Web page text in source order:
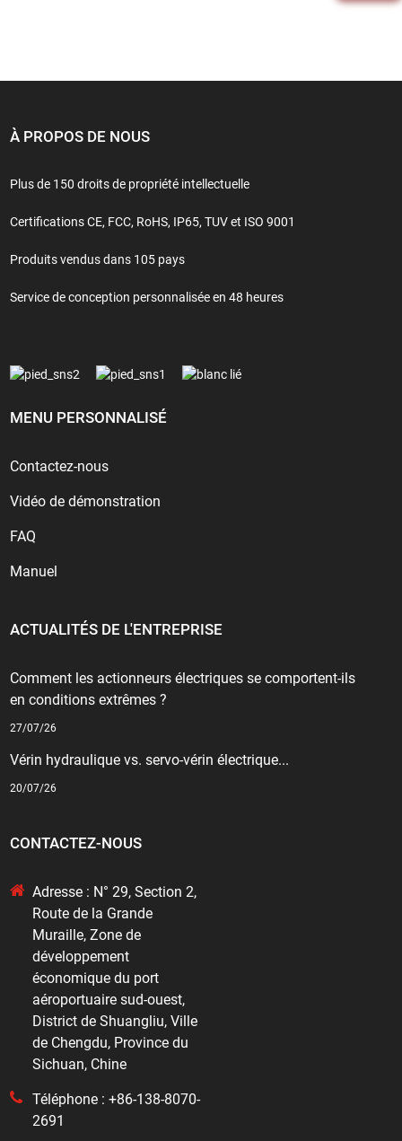
À PROPOS DE NOUS
Plus de 150 droits de propriété intellectuelle
Certifications CE, FCC, RoHS, IP65, TUV et ISO 9001
Produits vendus dans 105 pays
Service de conception personnalisée en 48 heures
MENU PERSONNALISÉ
Contactez-nous
Vidéo de démonstration
FAQ
Manuel
ACTUALITÉS DE L'ENTREPRISE
Comment les actionneurs électriques se comportent-ils
en conditions extrêmes ?
27/07/26
Vérin hydraulique vs. servo-vérin électrique...
20/07/26
CONTACTEZ-NOUS
Adresse : N° 29, Section 2,
Route de la Grande
Muraille, Zone de
développement
économique du port
aéroportuaire sud-ouest,
District de Shuangliu, Ville
de Chengdu, Province du
Sichuan, Chine
Téléphone : +86-138-8070-
2691